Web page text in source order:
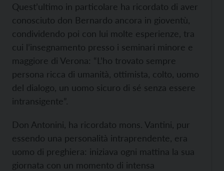
Quest’ultimo in particolare ha ricordato di aver
conosciuto don Bernardo ancora in gioventù,
condividendo poi con lui molte esperienze, tra
cui l’insegnamento presso i seminari minore e
maggiore di Verona: “L’ho trovato sempre
persona ricca di umanità, ottimista, colto, uomo
del dialogo, un uomo sicuro di sé senza essere
intransigente”.
Don Antonini, ha ricordato mons. Vantini, pur
essendo una personalità intraprendente, era
uomo di preghiera: iniziava ogni mattina la sua
giornata con un momento di intensa